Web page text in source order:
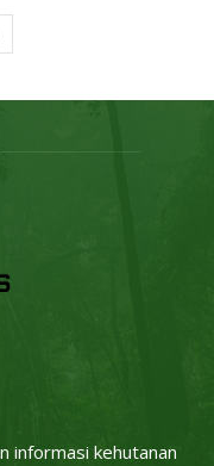
informasi kehutanan